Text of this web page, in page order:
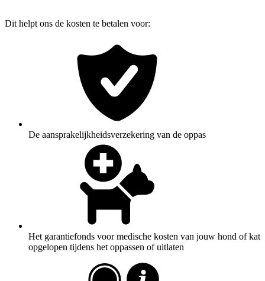
Dit helpt ons de kosten te betalen voor:
De aansprakelijkheidsverzekering van de oppas
Het garantiefonds voor medische kosten van jouw hond of kat
opgelopen tijdens het oppassen of uitlaten